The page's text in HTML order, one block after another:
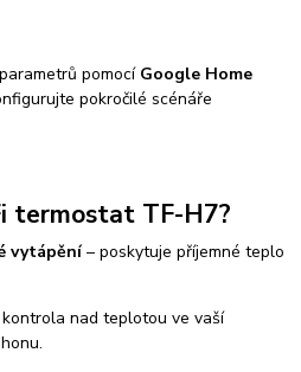
pomocí Google Home
pokročilé scénáře
termostat TF-H7?
vytápění– poskytuje příjemné teplo
nad teplotou ve vaší